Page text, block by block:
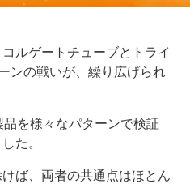
ルゲートチューブとトライ
ンの戦いが、繰り広げられ
を様々なパターンで検証
た。
ば、両者の共通点はほとん